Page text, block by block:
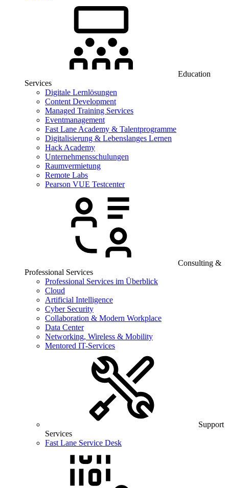
Education
Services
Digitale Lernlösungen
Content Development
Managed Training Services
Eventmanagement
Fast Lane Academy & Talentprogramme
Digitalisierung & Lebenslanges Lernen
Hack Academy
Unternehmensschulungen
Raumvermietung
Remote Labs
Pearson VUE Testcenter
Consulting &
Professional Services
Professional Services im Überblick
Cloud
Artificial Intelligence
Cyber Security
Collaboration & Modern Workplace
Data Center
Networking, Wireless & Mobility
Mentored IT-Services
Support
Services
Fast Lane Service Desk